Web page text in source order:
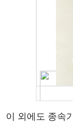
이 외에도 종속